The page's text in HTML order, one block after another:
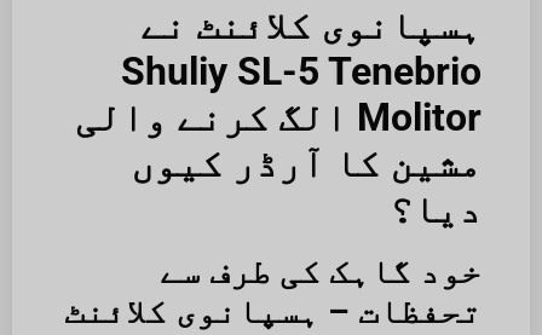
ہسپانوی کلائنٹ نے
Shuliy SL-5 Tenebrio
Molitor الگ کرنے والی
مشین کا آرڈر کیوں
دیا؟
خود گاہک کی طرف سے
تحفظات – ہسپانوی کلائنٹ